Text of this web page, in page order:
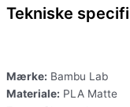
Tekniske
Mærke: Bambu Lab
Materiale: PLA Matte